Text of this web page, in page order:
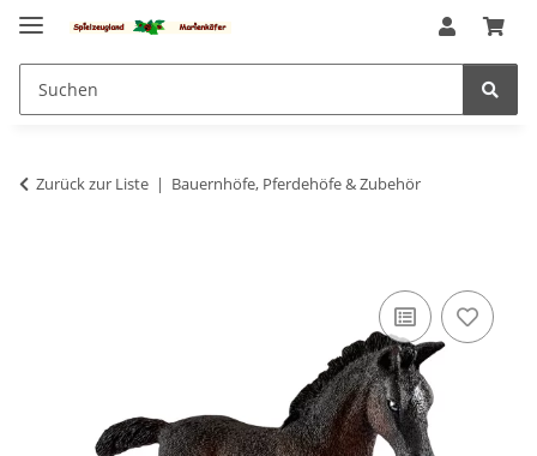
Zurück zur Liste Bauernhöfe, Pferdehöfe & Zubehör